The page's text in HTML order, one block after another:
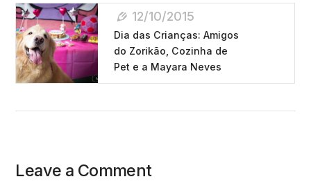
Navegação
De
Post
12/10/2015
Dia das Crianças: Amigos
do Zorikão, Cozinha de
Pet e a Mayara Neves
Leave a Comment